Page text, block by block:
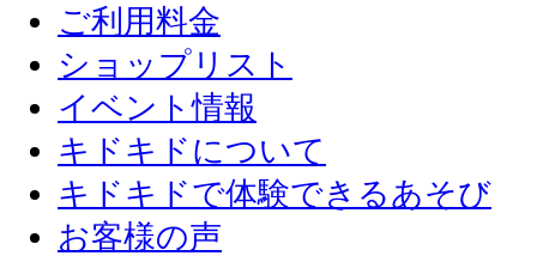
ご利用料金
ショップリスト
イベント情報
キドキドについて
キドキドで体験できるあそび
お客様の声